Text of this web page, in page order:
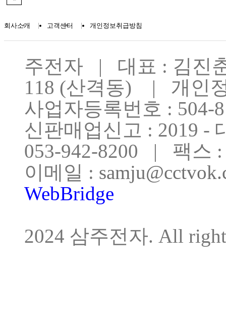
회사소개 | 고객센터 | 개인정보취급방침
주전자 | 대표 : 김진
118 (산격동) | 개인
사업자등록번호 : 504-
신판매업신고 : 2019 -
053-942-8200 | 팩스 :
이메일 :
WebBridge
2024 삼주전자. All